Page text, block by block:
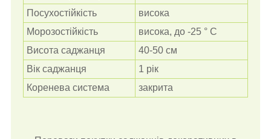
Посухостійкість
висока
Морозостійкість
висока, до -25 ° С
Висота саджанця
40-50 см
Вік саджанця
1 рік
Коренева система
закрита